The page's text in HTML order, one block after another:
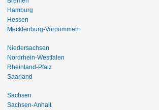
Hamburg
Hessen
Mecklenburg-Vorpommern
Niedersachsen
Nordrhein-Westfalen
Rheinland-Pfalz
Saarland
Sachsen
Sachsen-Anhalt